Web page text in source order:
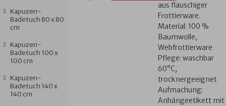
Kapuzen-
Badetuch 80 x 80
cm
Kapuzen-
Badetuch 100 x
100 cm
Kapuzen-
Badetuch 140 x
140 cm
aus flauschiger
Frottierware.
Material: 100 %
Baumwolle,
Webfrottierware
Pflege: waschbar
60°C,
trocknergeeignet
Aufmachung:
Anhängeetikett mit